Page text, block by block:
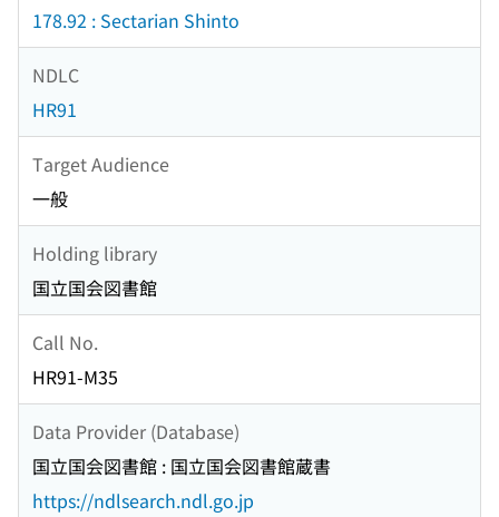
178.92 : Sectarian Shinto
NDLC
HR91
Target Audience
一般
Holding library
国立国会図書館
Call No.
HR91-M35
Data Provider (Database)
国立国会図書館 : 国立国会図書館蔵書
https://ndlsearch.ndl.go.jp